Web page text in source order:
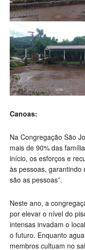
Canoas:
Na Congregação São
mais de 90% das
início, os esforços e
às pessoas, garantindo
são as pessoas”.
Neste ano, a
por elevar o nível do
intensas invadam o
o futuro. Enquanto
membros cultuam no